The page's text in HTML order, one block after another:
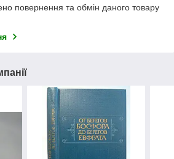
повернення та обмін даного товару